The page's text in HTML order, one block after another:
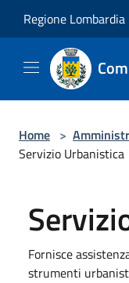
Regione Lombardia
Home >
Servizio Urbanistica
Fornisce
strumenti